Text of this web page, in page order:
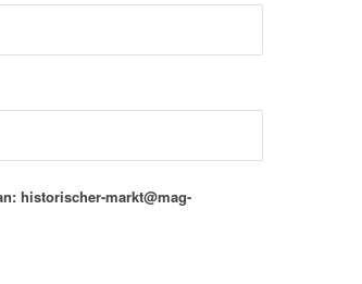
historischer-markt@mag-